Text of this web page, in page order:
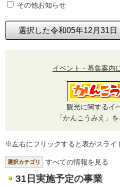
その他お知らせ
選択した令和05年12月31
イベント・募集案内
観光に関するイ
「かんこうみえ」
※左右にフリックすると表がスライ
選択カテゴリ すべての情報を見る
31日実施予定の事業